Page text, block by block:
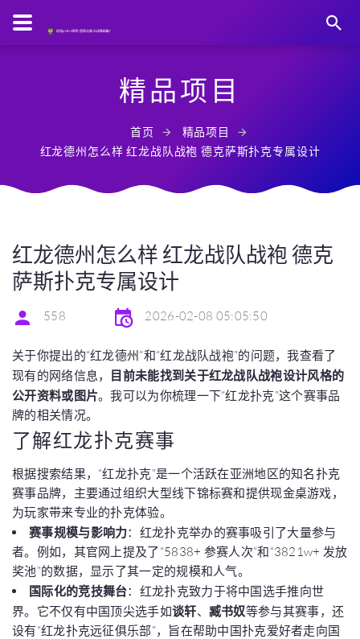
精品项目
首页
精品项目
红龙德州怎么样 红龙战队战袍 德克萨斯扑克专属设计
红龙德州怎么样 红龙战队战袍 德克
萨斯扑克专属设计
558 2026-02-08 05:05:50
关于你提出的“红龙德州”和“红龙战队战袍”的问题，我查看了
现有的网络信息，
目前未能找到关于红龙战队战袍设计风格的
公开资料或图片。我可以为你梳理一下“红龙扑克”这个赛事品
牌的相关情况。
了解红龙扑克赛事
根据搜索结果，“红龙扑克”是一个活跃在亚洲地区的知名扑克
赛事品牌，主要通过组织大型线下锦标赛和提供现金桌游戏，
为玩家带来专业的扑克体验。
赛事规模与影响力：红龙扑克举办的赛事吸引了大量参与
者。例如，其官网上提及了“5838+ 参赛人次”和“3821w+ 发放
奖池”的数据，显示了其一定的规模和人气。
国际化的竞技舞台：红龙扑克致力于将中国选手推向世
界。它不仅有中国顶尖选手如谈轩、 臧书奴等参与其赛事，还
设有“红龙扑克远征俱乐部”，旨在帮助中国扑克爱好者走向国